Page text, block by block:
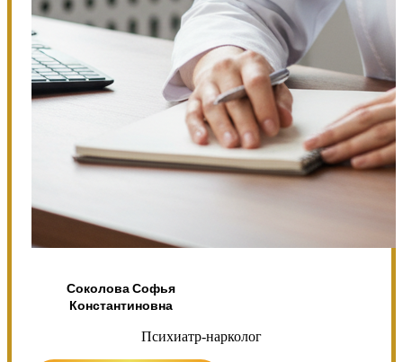
Соколова Софья
Константиновна
Психиатр-нарколог